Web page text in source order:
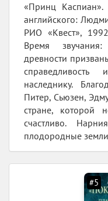
«Принц
английского:
РИО «Квест»,
Время
древности
наследнику.
Питер, Сьюзен,
стране, которой
счастливо.
плодородные
#5